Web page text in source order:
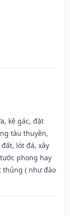
kê gác, đặt
tàu thuyền,
lót đá, xây
phong hay
thủng ( như đào